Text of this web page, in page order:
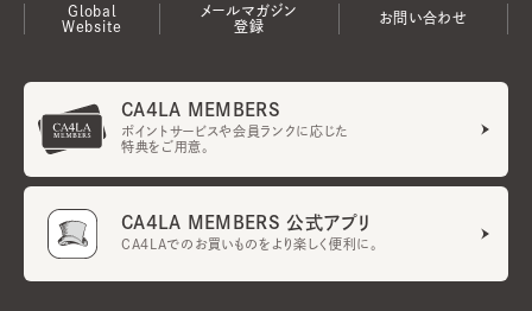
Global
Website
メールマガジン
登録
お問い合わせ
CA4LA MEMBERS
ポイントサービスや会員ランクに応じた
特典をご用意。
CA4LA MEMBERS 公式アプリ
CA4LAでのお買いものをより楽しく便利に。